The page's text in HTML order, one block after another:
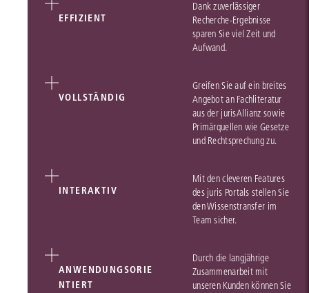
EFFIZIENT
Dank zuverlässiger
Recherche-Ergebnisse
sparen Sie viel Zeit und
Aufwand.
VOLLSTÄNDIG
Greifen Sie auf ein breites
Angebot an Fachliteratur
aus der jurisAllianz sowie
Primärquellen wie Gesetze
und Rechtsprechung zu.
INTERAKTIV
Mit den cleveren Features
des juris Portals stellen Sie
den Wissenstransfer im
Team sicher.
ANWENDUNGSORIE
NTIERT
Durch die langjährige
Zusammenarbeit mit
unseren Kunden können Sie